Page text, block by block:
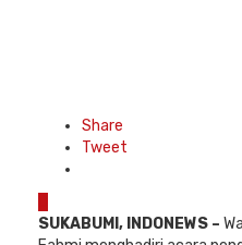
Share
Tweet
SUKABUMI, INDONEWS –